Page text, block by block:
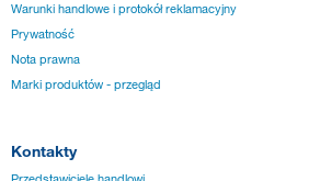
Warunki handlowe i protokół reklamacyjny
Prywatność
Nota prawna
Marki produktów - przegląd
Kontakty